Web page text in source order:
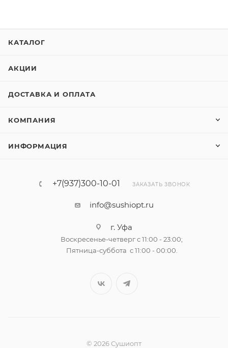
КАТАЛОГ
АКЦИИ
ДОСТАВКА И ОПЛАТА
КОМПАНИЯ
ИНФОРМАЦИЯ
+7(937)300-10-01 ЗАКАЗАТЬ ЗВОНОК
info@sushiopt.ru
г. Уфа
Воскресенье-четверг с 11:00 - 23:00;
Пятница-суббота с 11:00 - 00:00.
© 2026 Сушиопт